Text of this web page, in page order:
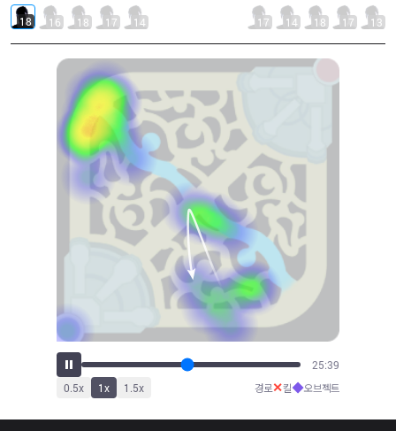
18 16 18 17 14 17 14 18 17 13
27:06
0.5x 1x 1.5x 경로✕킬◆오브젝트